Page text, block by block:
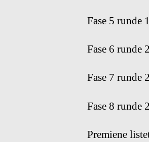
Fase 5 runde
Fase 6 runde
Fase 7 runde
Fase 8 runde
Premiene